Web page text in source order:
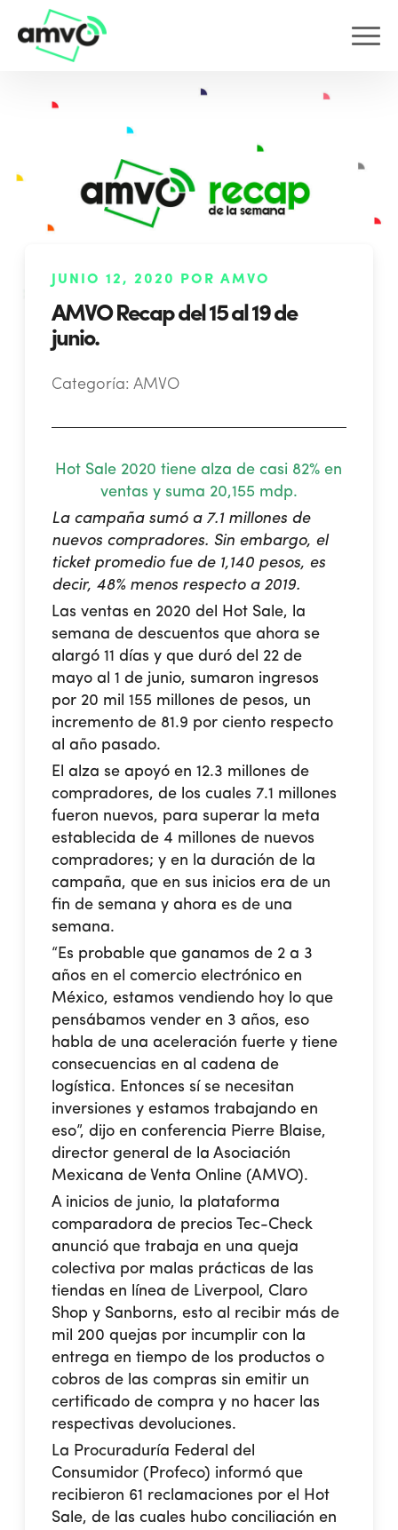
JUNIO 12, 2020 POR AMVO
AMVO Recap del 15 al 19 de
junio.
Categoría: AMVO
Hot Sale 2020 tiene alza de casi 82% en
ventas y suma 20,155 mdp.
La campaña sumó a 7.1 millones de
nuevos compradores. Sin embargo, el
ticket promedio fue de 1,140 pesos, es
decir, 48% menos respecto a 2019.
Las ventas en 2020 del Hot Sale, la
semana de descuentos que ahora se
alargó 11 días y que duró del 22 de
mayo al 1 de junio, sumaron ingresos
por 20 mil 155 millones de pesos, un
incremento de 81.9 por ciento respecto
al año pasado.
El alza se apoyó en 12.3 millones de
compradores, de los cuales 7.1 millones
fueron nuevos, para superar la meta
establecida de 4 millones de nuevos
compradores; y en la duración de la
campaña, que en sus inicios era de un
fin de semana y ahora es de una
semana.
“Es probable que ganamos de 2 a 3
años en el comercio electrónico en
México, estamos vendiendo hoy lo que
pensábamos vender en 3 años, eso
habla de una aceleración fuerte y tiene
consecuencias en al cadena de
logística. Entonces sí se necesitan
inversiones y estamos trabajando en
eso”, dijo en conferencia Pierre Blaise,
director general de la Asociación
Mexicana de Venta Online (AMVO).
A inicios de junio, la plataforma
comparadora de precios Tec-Check
anunció que trabaja en una queja
colectiva por malas prácticas de las
tiendas en línea de Liverpool, Claro
Shop y Sanborns, esto al recibir más de
mil 200 quejas por incumplir con la
entrega en tiempo de los productos o
cobros de las compras sin emitir un
certificado de compra y no hacer las
respectivas devoluciones.
La Procuraduría Federal del
Consumidor (Profeco) informó que
recibieron 61 reclamaciones por el Hot
Sale, de las cuales hubo conciliación en